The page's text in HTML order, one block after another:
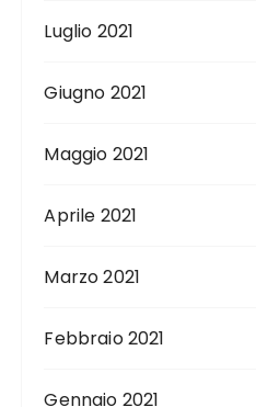
Luglio 2021
Giugno 2021
Maggio 2021
Aprile 2021
Marzo 2021
Febbraio 2021
Gennaio 2021